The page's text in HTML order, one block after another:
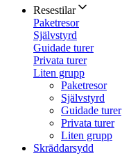
Resestilar
Paketresor
Självstyrd
Guidade turer
Privata turer
Liten grupp
Paketresor
Självstyrd
Guidade turer
Privata turer
Liten grupp
Skräddarsydd